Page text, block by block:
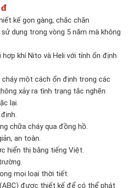
kế gọn gàng, chắc chắn
dụng trong vòng 5 năm mà không
khí Nito và Heli với tính ổn định
cháy một cách ổn định trong các
xảy ra tình trạng tắc nghẽn
lại.
chữa cháy qua đồng hồ.
an toàn.
hiển thị bằng tiếng Việt.
mọi loại thời tiết.
được thiết kế để có thể phát